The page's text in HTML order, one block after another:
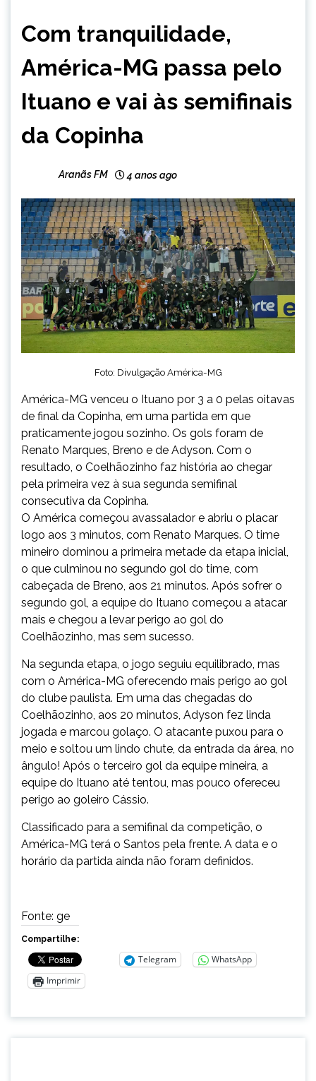
Com tranquilidade,
América-MG passa pelo
Ituano e vai às semifinais
da Copinha
Aranãs FM 4 anos ago
Foto: Divulgação América-MG
América-MG venceu o Ituano por 3 a 0 pelas oitavas
de final da Copinha, em uma partida em que
praticamente jogou sozinho. Os gols foram de
Renato Marques, Breno e de Adyson. Com o
resultado, o Coelhãozinho faz história ao chegar
pela primeira vez à sua segunda semifinal
consecutiva da Copinha.
O América começou avassalador e abriu o placar
logo aos 3 minutos, com Renato Marques. O time
mineiro dominou a primeira metade da etapa inicial,
o que culminou no segundo gol do time, com
cabeçada de Breno, aos 21 minutos. Após sofrer o
segundo gol, a equipe do Ituano começou a atacar
mais e chegou a levar perigo ao gol do
Coelhãozinho, mas sem sucesso.
Na segunda etapa, o jogo seguiu equilibrado, mas
com o América-MG oferecendo mais perigo ao gol
do clube paulista. Em uma das chegadas do
Coelhãozinho, aos 20 minutos, Adyson fez linda
jogada e marcou golaço. O atacante puxou para o
meio e soltou um lindo chute, da entrada da área, no
ângulo! Após o terceiro gol da equipe mineira, a
equipe do Ituano até tentou, mas pouco ofereceu
perigo ao goleiro Cássio.
Classificado para a semifinal da competição, o
América-MG terá o Santos pela frente. A data e o
horário da partida ainda não foram definidos.
Fonte: ge
Compartilhe:
Telegram
WhatsApp
Imprimir